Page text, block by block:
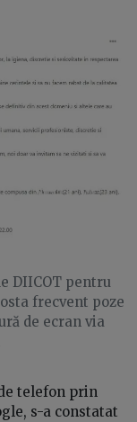
DIICOT pentru
frecvent poze
de ecran via
telefon prin
s-a constatat